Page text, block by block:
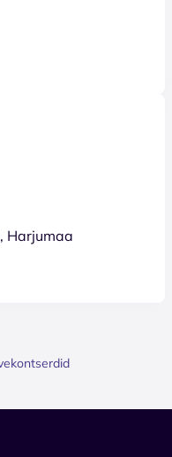
Harjumaa